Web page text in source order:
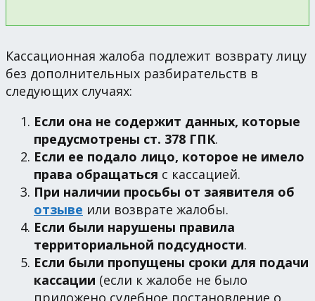
Кассационная жалоба подлежит возврату лицу
без дополнительных разбирательств в
следующих случаях:
Если она не содержит данных, которые
предусмотрены ст. 378 ГПК.
Если ее подало лицо, которое не имело
права обращаться с кассацией.
При наличии просьбы от заявителя об
отзыве или возврате жалобы.
Если были нарушены правила
территориальной подсудности.
Если были пропущены сроки для подачи
кассации (если к жалобе не было
приложено судебное постановление о